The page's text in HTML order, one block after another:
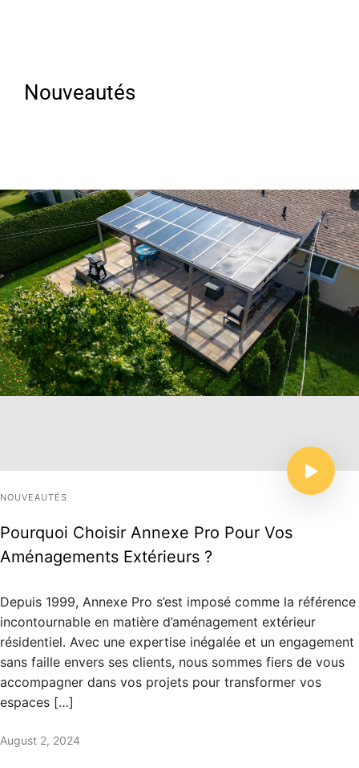
Nouveautés
NOUVEAUTÉS
Pourquoi Choisir Annexe Pro Pour Vos
Aménagements Extérieurs ?
Depuis 1999, Annexe Pro s’est imposé comme la référence
incontournable en matière d’aménagement extérieur
résidentiel. Avec une expertise inégalée et un engagement
sans faille envers ses clients, nous sommes fiers de vous
accompagner dans vos projets pour transformer vos
espaces […]
August 2, 2024